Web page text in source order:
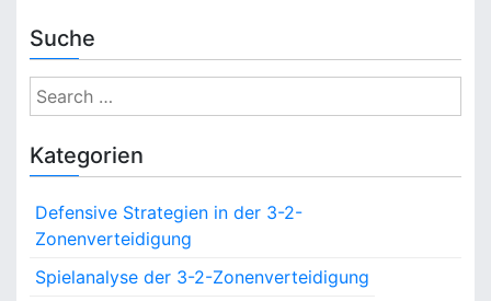
Suche
S
e
a
r
h
o
Kategorien
Defensive Strategien in der 3-2-
Zonenverteidigung
Spielanalyse der 3-2-Zonenverteidigung